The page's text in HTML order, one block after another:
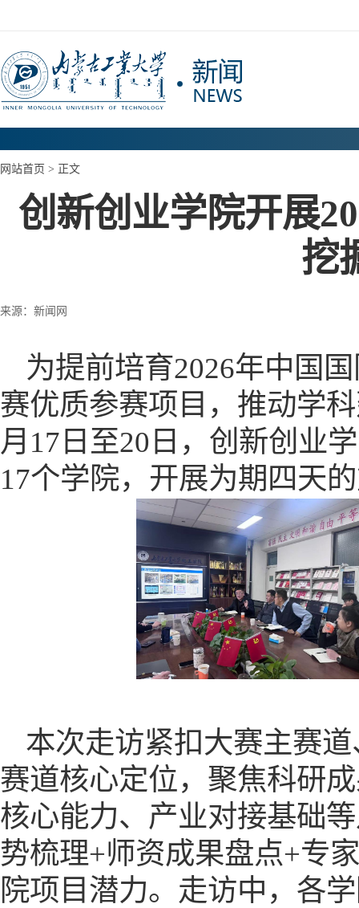
网站首页 > 正文
创新创业学院开展
挖
来源：新闻网
为提前培育2026年中国
赛优质参赛项目，推动学
月17日至20日，创新创业
17个学院，开展为期四天
本次走访紧扣大赛主赛
赛道核心定位，聚焦科研
核心能力、产业对接基础
势梳理+师资成果盘点+专
院项目 潜力。走访中，各